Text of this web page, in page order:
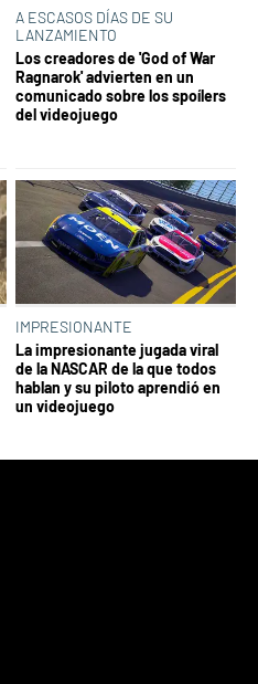
A ESCASOS DÍAS DE SU
LANZAMIENTO
Los creadores de 'God of War
Ragnarok' advierten en un
comunicado sobre los spoílers
del videojuego
IMPRESIONANTE
La impresionante jugada viral
de la NASCAR de la que todos
hablan y su piloto aprendió en
un videojuego